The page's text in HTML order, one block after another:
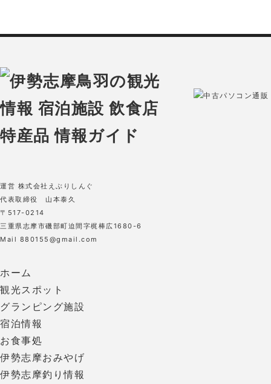
中古パソコン通
運営 株式会社えぶりしんぐ
代表取締役 山本泰久
〒517-0214
三重県志摩市磯部町迫間字梶棒広1680-6
Mail 880155@gmail.com
ホーム
観光スポット
グランピング施設
宿泊情報
お食事処
伊勢志摩おみやげ
伊勢志摩釣り情報